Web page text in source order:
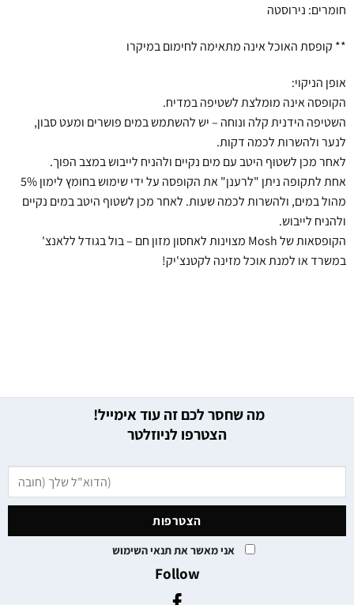
חומרים: נירוסטה
** קופסת האוכל אינה מתאימה לחימום במיקרו
אופן הניקוי:
הקופסה אינה מומלצת לשטיפה במדיח.
השטיפה הידנית קלה ונוחה – יש להשתמש במים פושרים ומעט סבון,
לנער ולהשרות לכמה דקות.
לאחר מכן לשטוף היטב עם מים נקיים ולהניח לייבוש במצב הפוך.
אחת לתקופה ניתן "לרענן" את הקופסה על ידי שימוש בחומץ לימון 5%
מהול במים, ולהשרות לכמה שעות. לאחר מכן לשטוף היטב במים נקיים
ולהניח לייבוש.
הקופסאות של Mosh מצוינות לאחסון מזון חם – בול בגודל ללאנצ'
במשרד או למנת אוכל מזינה לקטנצ'יק!
מה שחסר לכם זה עוד אימייל!
הצטרפו לניוזלטר
אני מאשר את תנאי השימוש
Follow